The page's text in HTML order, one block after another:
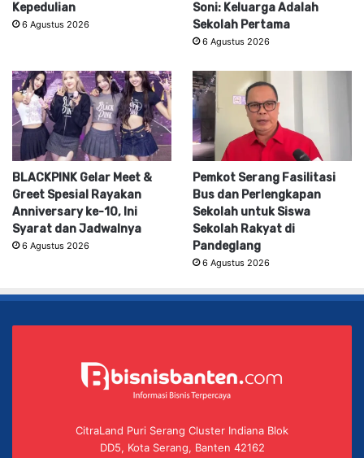
Kepedulian
6 Agustus 2026
Soni: Keluarga Adalah
Sekolah Pertama
6 Agustus 2026
BLACKPINK Gelar Meet &
Greet Spesial Rayakan
Anniversary ke-10, Ini
Syarat dan Jadwalnya
6 Agustus 2026
Pemkot Serang Fasilitasi
Bus dan Perlengkapan
Sekolah untuk Siswa
Sekolah Rakyat di
Pandeglang
6 Agustus 2026
CitraLand Puri Serang Cluster Indiana Blok
DD5, Kota Serang, Banten 42162